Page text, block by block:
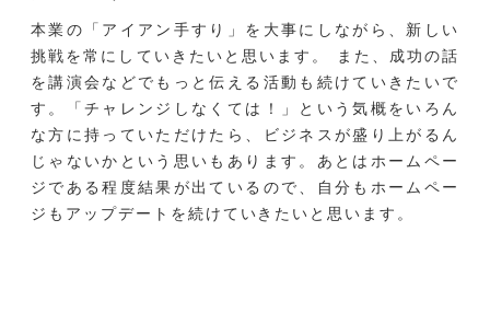
本業の「アイアン手すり」を大事にしながら、新しい
挑戦を常にしていきたいと思います。 また、成功の話
を講演会などでもっと伝える活動も続けていきたいで
す。「チャレンジしなくては！」という気概をいろん
な方に持っていただけたら、ビジネスが盛り上がるん
じゃないかという思いもあります。あとはホームペー
ジである程度結果が出ているので、自分もホームペー
ジもアップデートを続けていきたいと思います。